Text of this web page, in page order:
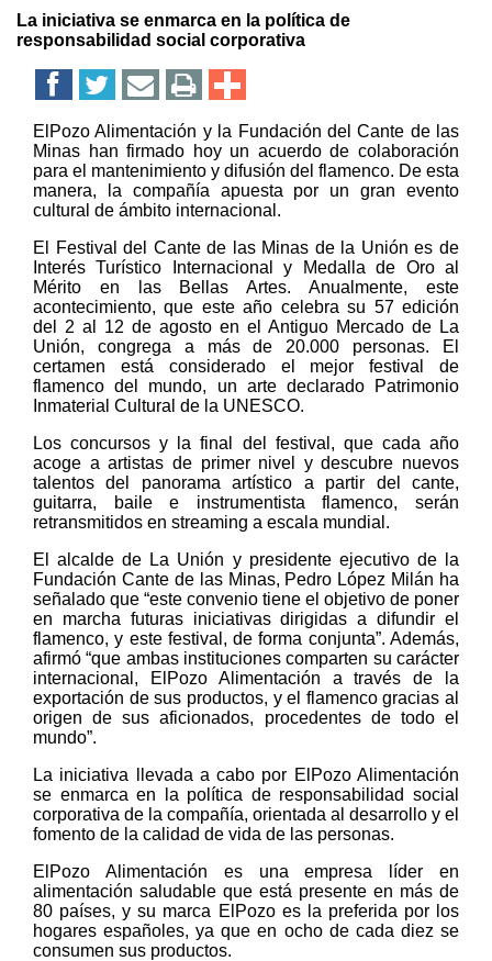
La iniciativa se enmarca en la política de
responsabilidad social corporativa
ElPozo Alimentación y la Fundación del Cante de las
Minas han firmado hoy un acuerdo de colaboración
para el mantenimiento y difusión del flamenco. De esta
manera, la compañía apuesta por un gran evento
cultural de ámbito internacional.
El Festival del Cante de las Minas de la Unión es de
Interés Turístico Internacional y Medalla de Oro al
Mérito en las Bellas Artes. Anualmente, este
acontecimiento, que este año celebra su 57 edición
del 2 al 12 de agosto en el Antiguo Mercado de La
Unión, congrega a más de 20.000 personas. El
certamen está considerado el mejor festival de
flamenco del mundo, un arte declarado Patrimonio
Inmaterial Cultural de la UNESCO.
Los concursos y la final del festival, que cada año
acoge a artistas de primer nivel y descubre nuevos
talentos del panorama artístico a partir del cante,
guitarra, baile e instrumentista flamenco, serán
retransmitidos en streaming a escala mundial.
El alcalde de La Unión y presidente ejecutivo de la
Fundación Cante de las Minas, Pedro López Milán ha
señalado que “este convenio tiene el objetivo de poner
en marcha futuras iniciativas dirigidas a difundir el
flamenco, y este festival, de forma conjunta”. Además,
afirmó “que ambas instituciones comparten su carácter
internacional, ElPozo Alimentación a través de la
exportación de sus productos, y el flamenco gracias al
origen de sus aficionados, procedentes de todo el
mundo”.
La iniciativa llevada a cabo por ElPozo Alimentación
se enmarca en la política de responsabilidad social
corporativa de la compañía, orientada al desarrollo y el
fomento de la calidad de vida de las personas.
ElPozo Alimentación es una empresa líder en
alimentación saludable que está presente en más de
80 países, y su marca ElPozo es la preferida por los
hogares españoles, ya que en ocho de cada diez se
consumen sus productos.